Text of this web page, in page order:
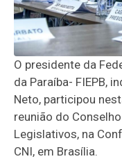
O presidente da
da Paraíba- FIEPB,
Neto, participou
reunião do
Legislativos, na
CNI, em Brasília.